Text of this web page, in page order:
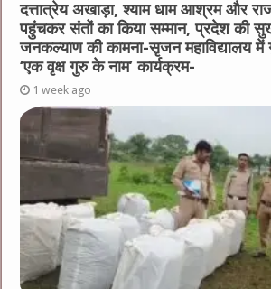
दत्तात्रेय अखाड़ा, श्याम धाम आश्रम और
पहुंचकर संतों का किया सम्मान, प्रदेश की
जनकल्याण की कामना-सृजन महाविद्यालय में
‘एक वृक्ष गुरु के नाम’ कार्यक्रम-
1 week ago